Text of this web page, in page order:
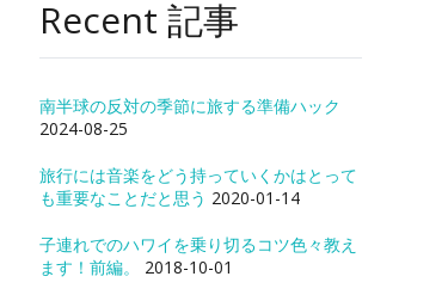
Recent 記事
南半球の反対の季節に旅する準備ハック
2024-08-25
旅行には音楽をどう持っていくかはとって
も重要なことだと思う 2020-01-14
子連れでのハワイを乗り切るコツ色々教え
ます！前編。
2018-10-01